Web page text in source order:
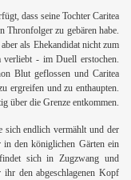
dass seine Tochter Caritea
Thronfolger zu gebären habe.
als Ehekandidat nicht zum
- im Duell erstochen.
Blut geflossen und Caritea
ergreifen und zu enthaupten.
über die Grenze entkommen.
sich endlich vermählt und der
in den königlichen Gärten ein
sich in Zugzwang und
den abgeschlagenen Kopf